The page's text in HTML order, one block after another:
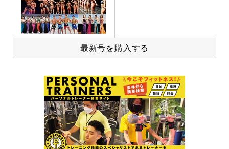
最新号を購入する